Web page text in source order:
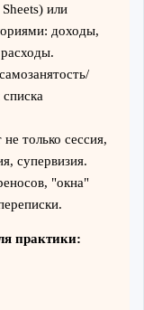
или
доходы,
только сессия,
супервизия.
"окна"
практики: